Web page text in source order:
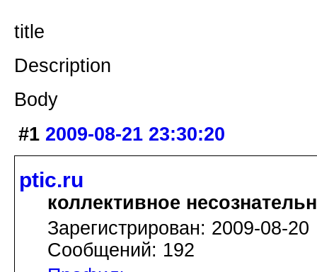
title
Description
Body
#1 2009-08-21 23:30:20
ptic.ru
коллективное
Зарегистрирован: 2009-08-20
Сообщений: 192